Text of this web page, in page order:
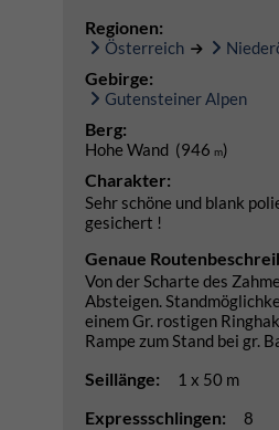
Regionen:
Österreich
Gebirge:
Gutensteiner Alpen
Berg:
Hohe Wand (946 m)
Charakter:
Sehr schöne und blank
gesichert !
Genaue
Von der Scharte des
Absteigen.
einem Gr. rostigen
Rampe zum Stand bei gr.
Seillänge: 1 x 50 m
Expressschlingen: 8